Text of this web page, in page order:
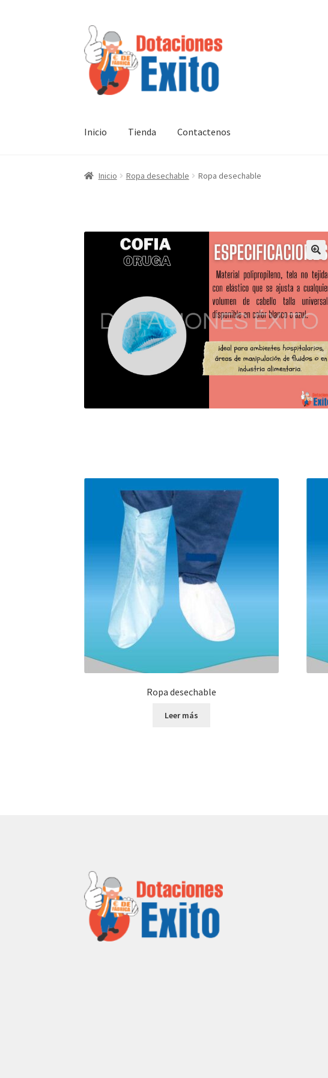
Ir
a
la
navegación
Ir
al
contenido
Inicio Tienda Contactenos
Inicio Ropa desechable Ropa desechable
Ropa desechable
Leer más